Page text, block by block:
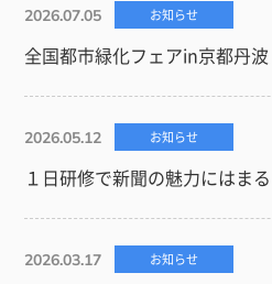
2026.07.05 お知らせ
2026.05.12 お知らせ
１日研修で新聞の魅力にはま
2026.03.17 お知らせ